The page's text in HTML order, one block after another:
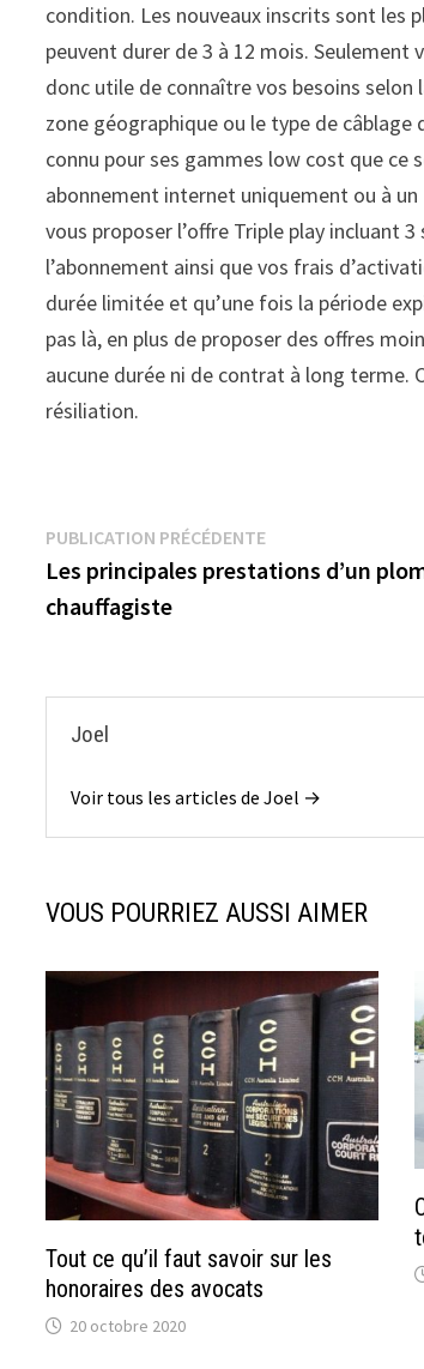
condition. Les nouveaux inscrits sont les
peuvent durer de 3 à 12 mois.
donc utile de connaître vos besoins
zone géographique ou le type de
connu pour ses gammes low cost que
abonnement internet uniquement ou à
vous proposer l’offre Triple play incluant
l’abonnement ainsi que vos frais
durée limitée et qu’une fois la période
pas là, en plus de proposer des offres
aucune durée ni de contrat à long
résiliation.
Navigation
de
l’article
PUBLICATION PRÉCÉDENTE
Les principales prestations d’un
chauffagiste
Joel
Voir tous les articles de Joel →
VOUS POURRIEZ AUSSI AIMER
Tout ce qu’il faut savoir sur les
honoraires des avocats
20 octobre 2020